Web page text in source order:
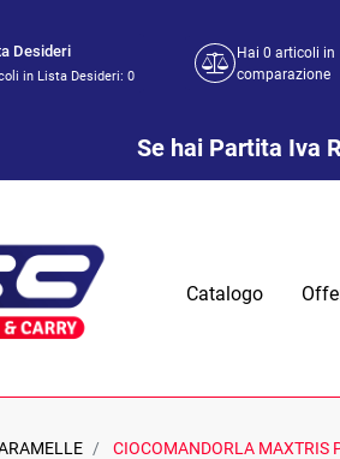
Desideri
in Lista Desideri: 0
Hai0 articoli in
comparazione
Se hai Partita Iva
Catalogo
CIOCOMANDORLA MAXTRIS